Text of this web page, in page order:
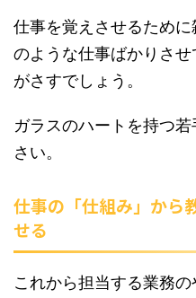
仕事を覚えさせるため
のような仕事ばかりさ
がさすでしょう。
ガラスのハートを持つ
さい。
仕事の「仕組み」から
せる
これから担当する業務